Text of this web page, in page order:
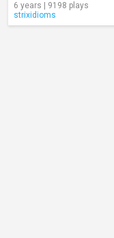
6 years | 9198 plays
strixidioms